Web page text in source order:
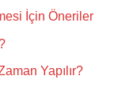
İçin Öneriler
Yapılır?